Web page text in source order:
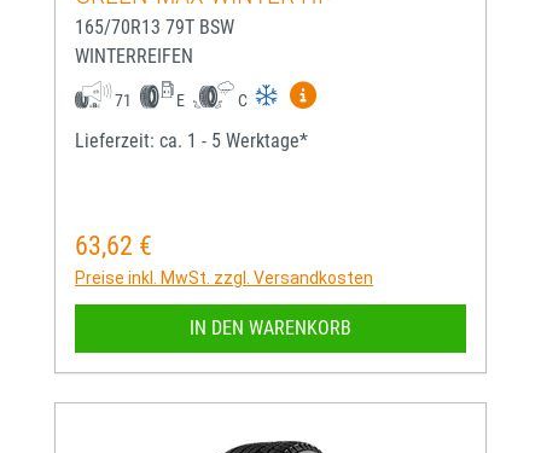
165/70R13 79T BSW
WINTERREIFEN
71 E C
Mehr Informationen zum
Lieferzeit: ca. 1 - 5 Werktage*
Regulärer Preis:
63,62 €
Preise inkl. MwSt. zzgl. Versandkosten
IN DEN WARENKORB